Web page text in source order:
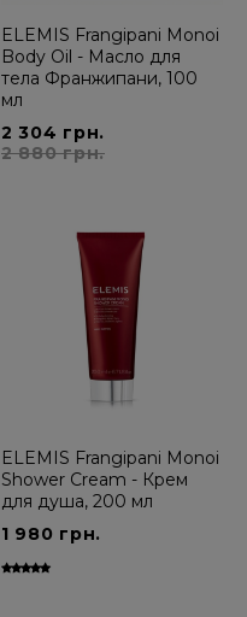
ELEMIS Frangipani Monoi
Body Oil - Масло для
тела Франжипани, 100
мл
2 304 грн.
2 880 грн.
ELEMIS Frangipani Monoi
Shower Cream - Крем
для душа, 200 мл
1 980 грн.